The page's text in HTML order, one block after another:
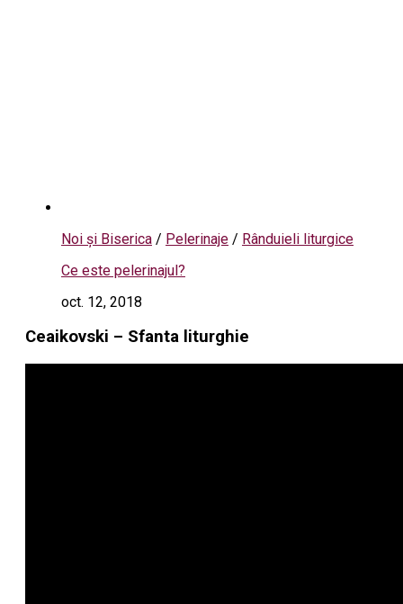
Noi și Biserica / Pelerinaje / Rânduieli liturgice
Ce este pelerinajul?
oct. 12, 2018
Ceaikovski – Sfanta liturghie